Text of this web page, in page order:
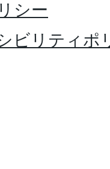
シー
ビリティポ